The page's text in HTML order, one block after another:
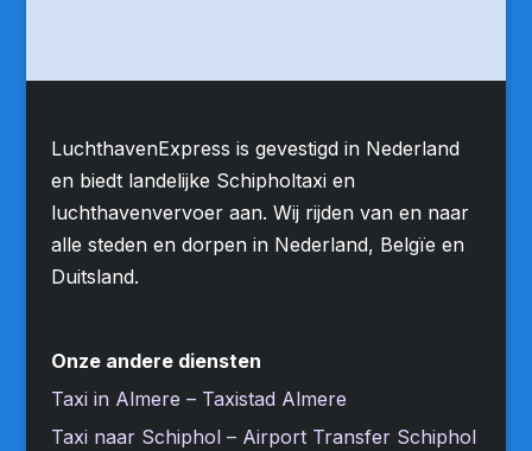
LuchthavenExpress is gevestigd in Nederland
en biedt landelijke Schipholtaxi en
luchthavenvervoer aan. Wij rijden van en naar
alle steden en dorpen in Nederland, Belgïe en
Duitsland.
Onze andere diensten
Taxi in Almere – Taxistad Almere
Taxi naar Schiphol – Airport Transfer Schiphol